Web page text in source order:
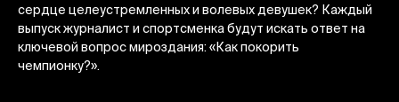
сердце целеустремленных и волевых девушек? Каждый
выпуск журналист и спортсменка будут искать ответ на
ключевой вопрос мироздания: «Как покорить
чемпионку?».